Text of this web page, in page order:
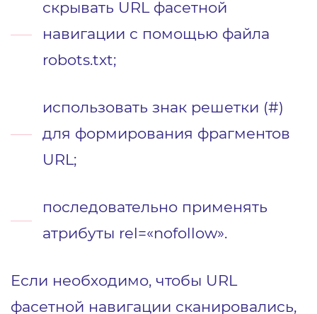
скрывать URL фасетной
навигации с помощью файла
robots.txt;
использовать знак решетки (#)
для формирования фрагментов
URL;
последовательно применять
атрибуты rel=«nofollow».
Если необходимо, чтобы URL
фасетной навигации сканировались,